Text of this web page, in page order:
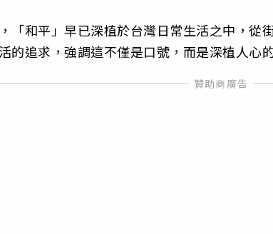
「和平」早已深植於台灣日常生活之中，從
的追求，強調這不僅是口號，而是深植人心